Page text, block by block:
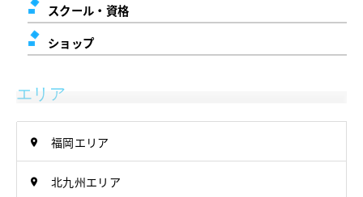
スクール・資格
ショップ
エリア
福岡エリア
北九州エリア